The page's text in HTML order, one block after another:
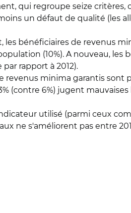
qui regroupe seize critères,
un défaut de qualité (les
bénéficiaires de revenus
(10%). A nouveau, les
rapport à 2012).
revenus minima garantis
(contre 6%) jugent
utilisé (parmi ceux
ne s'améliorent pas entre